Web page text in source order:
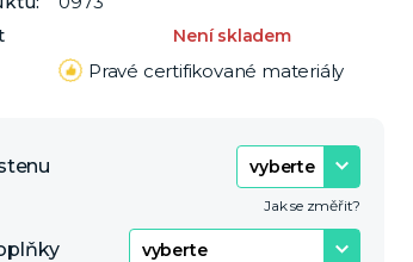
Není skladem
Pravé certifikované materiály
Jak se změřit?